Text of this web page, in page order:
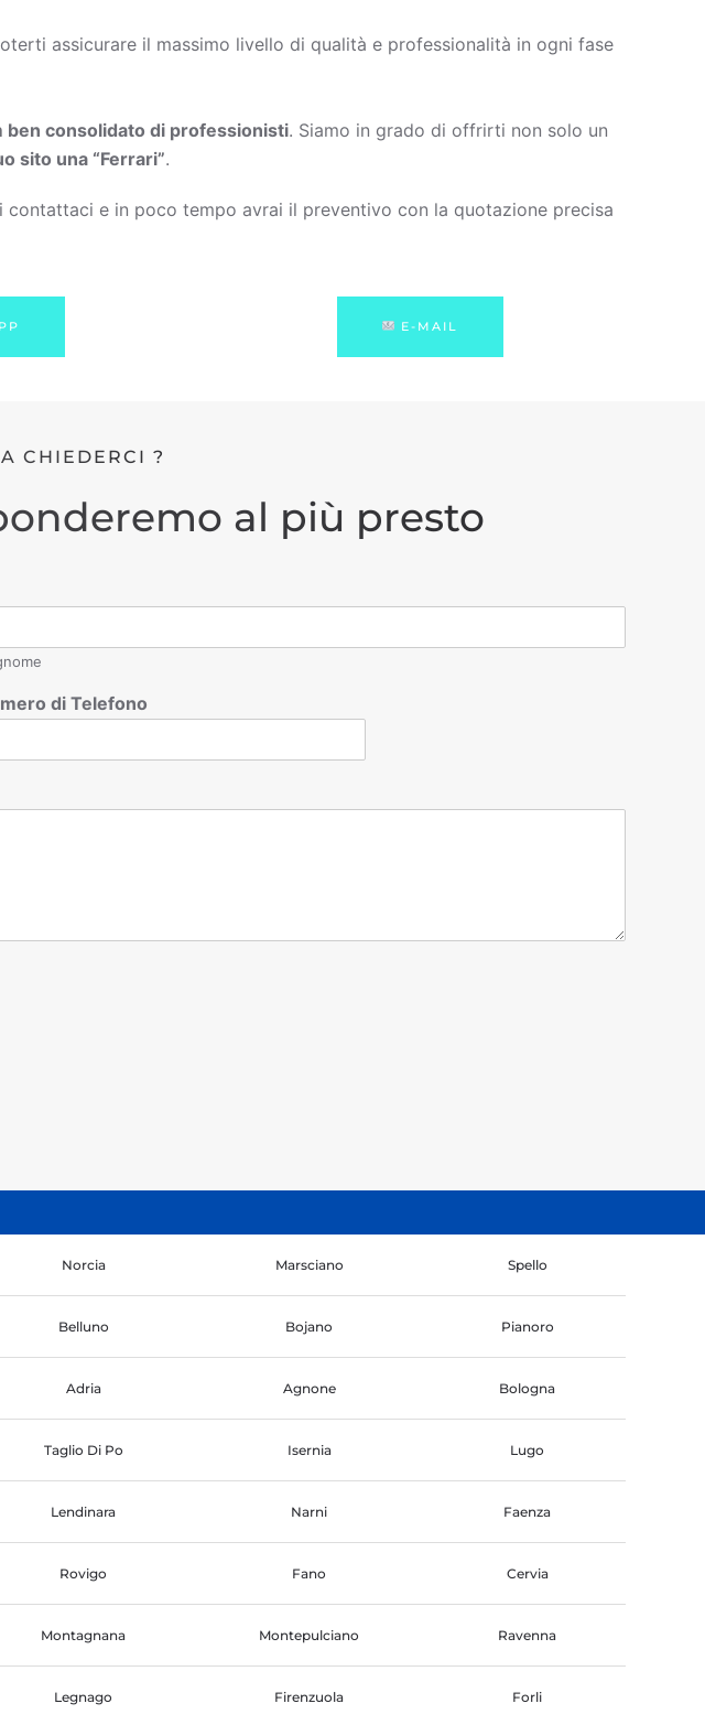
assicurare il massimo livello di qualità e professionalità in ogni fase
ben consolidato di professionisti. Siamo in grado di offrirti non solo un
sito una “Ferrari”.
contattaci e in poco tempo avrai il preventivo con la quotazione precisa
E-MAIL
CHIEDERCI ?
al più presto
di Telefono
Norcia Marsciano Spello
Belluno Bojano Pianoro
Adria Agnone Bologna
Taglio Di Po Isernia Lugo
Lendinara Narni Faenza
Rovigo Fano Cervia
Montagnana Montepulciano Ravenna
Legnago Firenzuola Forli